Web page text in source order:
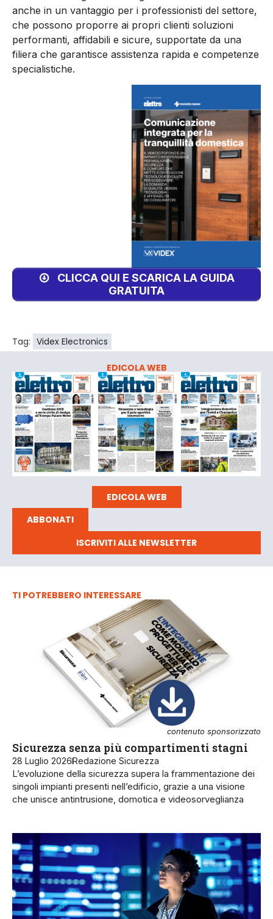
anche in un vantaggio per i professionisti del settore,
che possono proporre ai propri clienti soluzioni
performanti, affidabili e sicure, supportate da una
filiera che garantisce assistenza rapida e competenze
specialistiche.
CLICCA QUI E SCARICA LA GUIDA
GRATUITA
Tag: Videx Electronics
EDICOLA WEB
EDICOLA WEB
ABBONATI
ISCRIVITI ALLE NEWSLETTER
TI POTREBBERO INTERESSARE
contenuto sponsorizzato
Sicurezza senza più compartimenti stagni
28 Luglio 2026Redazione Sicurezza
L’evoluzione della sicurezza supera la frammentazione dei
singoli impianti presenti nell’edificio, grazie a una visione
che unisce antintrusione, domotica e videosorveglianza